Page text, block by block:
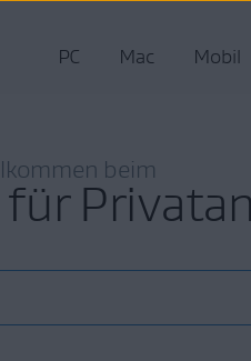
PC Mac Mobil
beim